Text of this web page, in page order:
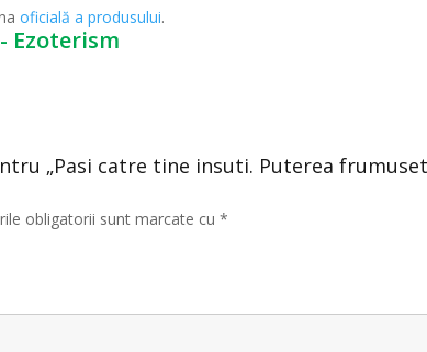
oficială a produsului.
Ezoterism
„Pasi catre tine insuti. Puterea
obligatorii sunt marcate cu*